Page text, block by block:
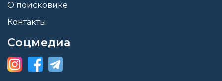
О поисковике
Контакты
Соцмедиа